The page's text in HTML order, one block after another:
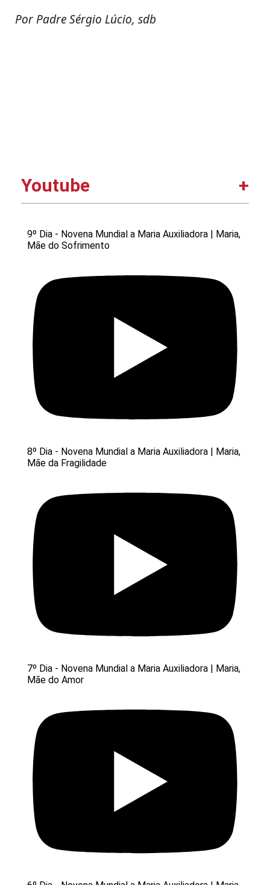
Por Padre Sérgio Lúcio, sdb
Youtube
9º Dia - Novena Mundial a Maria Auxiliadora | Maria,
Mãe do Sofrimento
8º Dia - Novena Mundial a Maria Auxiliadora | Maria,
Mãe da Fragilidade
7º Dia - Novena Mundial a Maria Auxiliadora | Maria,
Mãe do Amor